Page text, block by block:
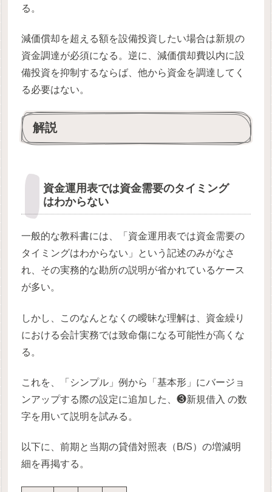
る。
減価償却を超える額を設備投資したい場合は新規の
資金調達が必須になる。逆に、減価償却費以内に設
備投資を抑制するならば、他から資金を調達してく
る必要はない。
解説
資金運用表では資金需要のタイミング
はわからない
一般的な教科書には、「資金運用表では資金需要の
タイミングはわからない」という記述のみがなさ
れ、その実務的な勘所の説明が省かれているケース
が多い。
しかし、このなんとなくの曖昧な理解は、資金繰り
における会計実務では致命傷になる可能性が高くな
る。
これを、「シンプル」例から「基本形」にバージョ
ンアップする際の設定に追加した、❸新規借入 の数
字を用いて説明を試みる。
以下に、前期と当期の貸借対照表（B/S）の増減明
細を再掲する。